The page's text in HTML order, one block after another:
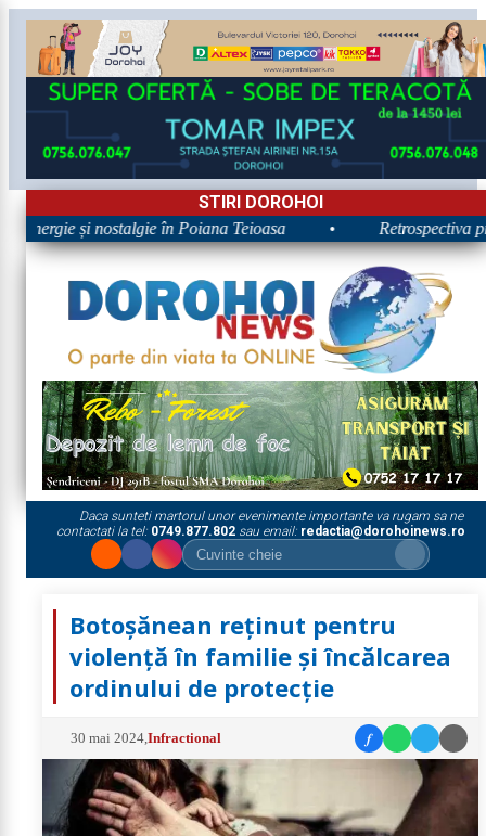
STIRI DOROHOI
și nostalgie în Poiana Teioasa Retrospectiva
Daca sunteti martorul unor evenimente importante va rugam sa ne
contactati la tel: 0749.877.802sau email: redactia@dorohoinews.ro
Botoșănean reținut pentru
violență în familie și încălcarea
ordinului de protecție
30 mai 2024 ,Infractional f